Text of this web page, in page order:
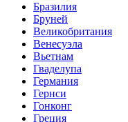
Бразилия
Бруней
Великобритания
Венесуэла
Вьетнам
Гваделупа
Германия
Гернси
Гонконг
Греция